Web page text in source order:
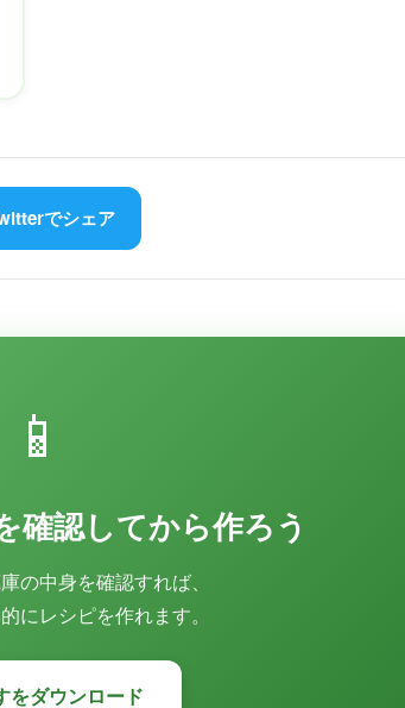
でシェア
📱
確認してから作ろう
の中身を確認すれば、
にレシピを作れます。
をダウンロード